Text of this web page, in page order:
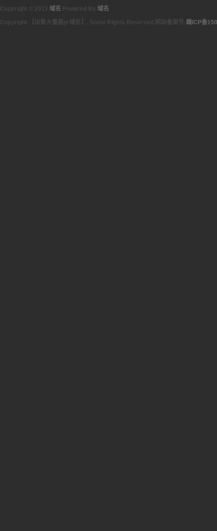
Copyright © 2013 域名 Powered By 域名
Copyright 【出售大量高pr域名】. Some Rights Reserved.网站备案号: 赣ICP备